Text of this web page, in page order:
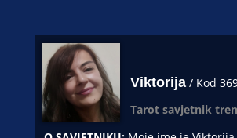
Viktorija / Kod
Tarot savjetnik